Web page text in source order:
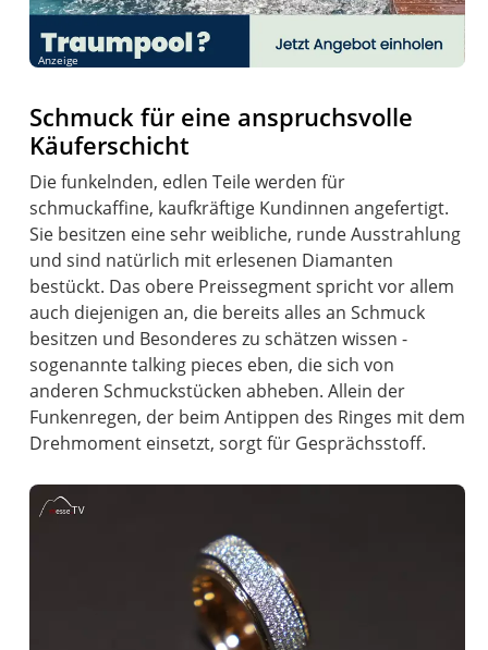
Anzeige
Schmuck für eine anspruchsvolle
Käuferschicht
Die funkelnden, edlen Teile werden für
schmuckaffine, kaufkräftige Kundinnen angefertigt.
Sie besitzen eine sehr weibliche, runde Ausstrahlung
und sind natürlich mit erlesenen Diamanten
bestückt. Das obere Preissegment spricht vor allem
auch diejenigen an, die bereits alles an Schmuck
besitzen und Besonderes zu schätzen wissen -
sogenannte talking pieces eben, die sich von
anderen Schmuckstücken abheben. Allein der
Funkenregen, der beim Antippen des Ringes mit dem
Drehmoment einsetzt, sorgt für Gesprächsstoff.